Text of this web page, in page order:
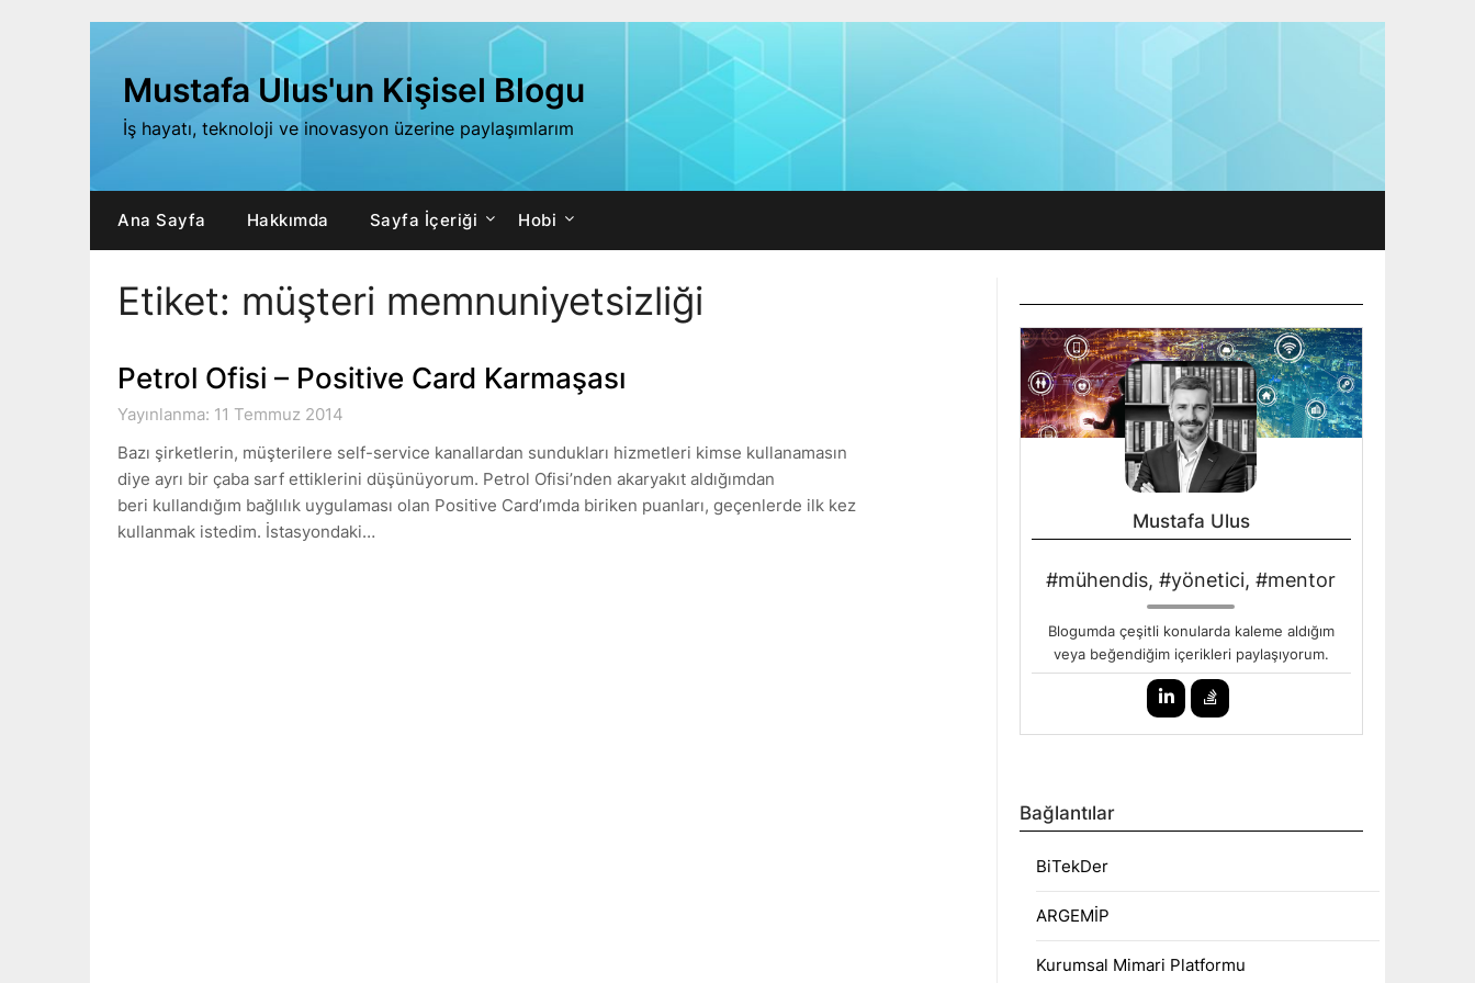
Mustafa Ulus'un Kişisel Blogu
İş hayatı, teknoloji ve inovasyon üzerine paylaşımlarım
Ana Sayfa Hakkımda Sayfa İçeriği Hobi
Etiket: müşteri memnuniyetsizliği
Petrol Ofisi – Positive Card Karmaşası
Yayınlanma: 11 Temmuz 2014
Bazı şirketlerin, müşterilere self-service kanallardan sundukları hizmetleri kimse kullanamasın
diye ayrı bir çaba sarf ettiklerini düşünüyorum. Petrol Ofisi’nden akaryakıt aldığımdan
beri kullandığım bağlılık uygulaması olan Positive Card’ımda biriken puanları, geçenlerde ilk kez
kullanmak istedim. İstasyondaki…
Mustafa Ulus
#mühendis, #yönetici, #mentor
Blogumda çeşitli konularda kaleme aldığım
veya beğendiğim içerikleri paylaşıyorum.
Bağlantılar
BiTekDer
ARGEMİP
Kurumsal Mimari Platformu